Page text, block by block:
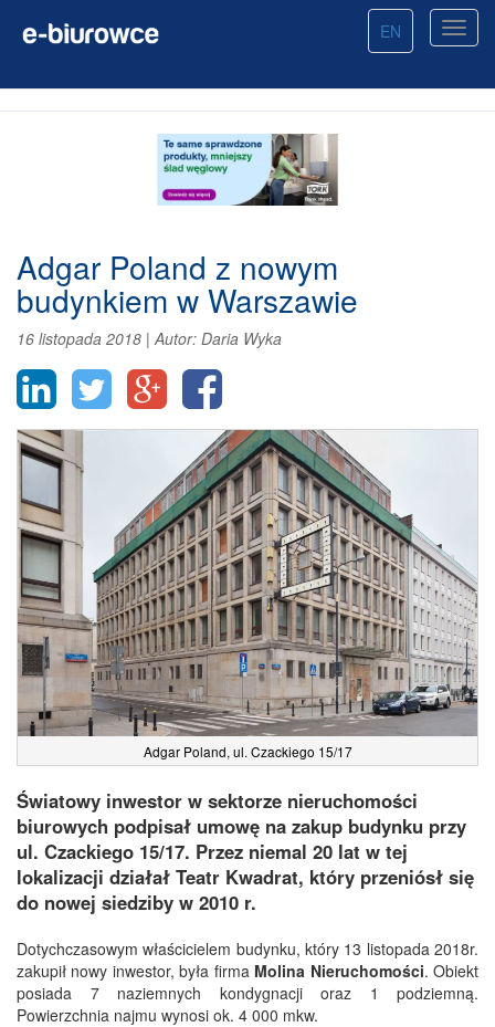
EN
Adgar Poland z nowym
budynkiem w Warszawie
16 listopada 2018 |Autor: Daria Wyka
Adgar Poland, ul. Czackiego 15/17
Światowy inwestor w sektorze nieruchomości
biurowych podpisał umowę na zakup budynku przy
ul. Czackiego 15/17. Przez niemal 20 lat w tej
lokalizacji działał Teatr Kwadrat, który przeniósł się
do nowej siedziby w 2010 r.
Dotychczasowym właścicielem budynku, który 13 listopada 2018r.
zakupił nowy inwestor, była firma Molina Nieruchomości. Obiekt
posiada 7 naziemnych kondygnacji oraz 1 podziemną.
Powierzchnia najmu wynosi ok. 4 000 mkw.